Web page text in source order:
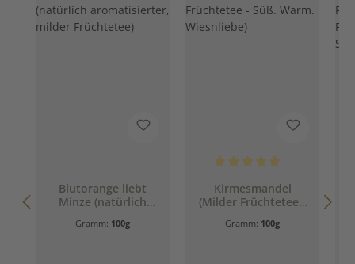
Blutorange liebt
Minze (natürlich
milder Früchtetee)
Gramm: 100g
Kirmesmandel
(Milder Früchtetee -
Wiesnliebe)
Gramm: 100g